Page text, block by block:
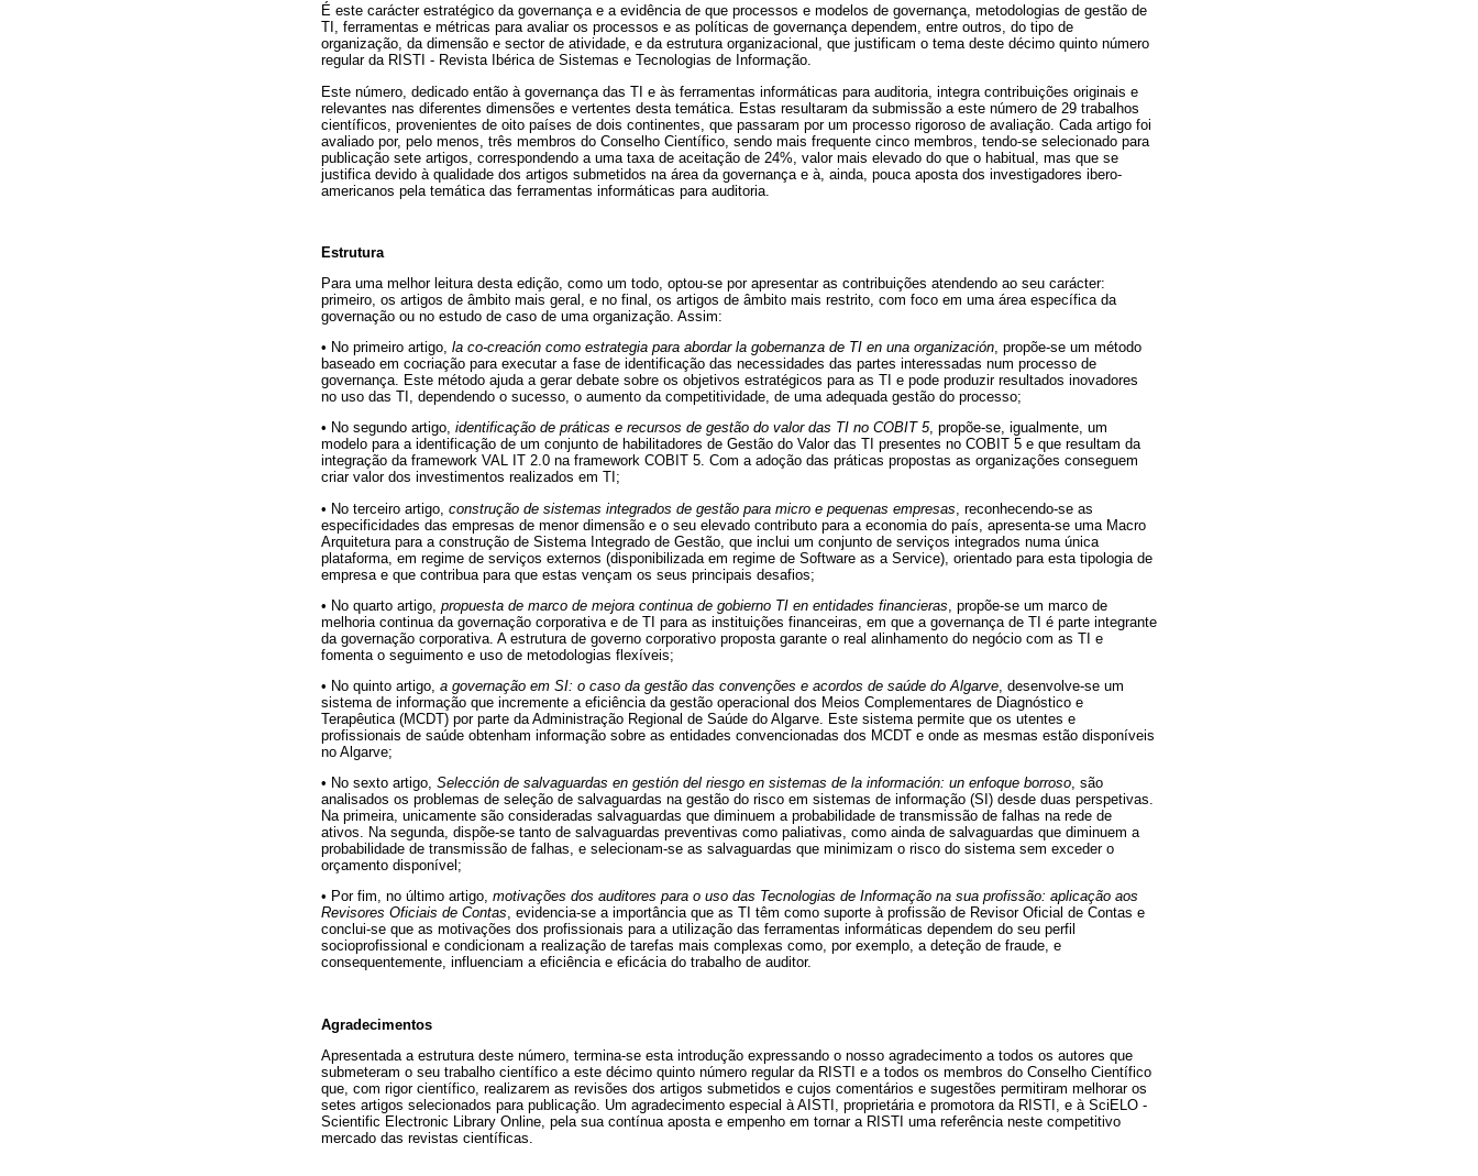
É este carácter estratégico da governança e a evidência de que processos e modelos de governança, metodologias de gestão de
TI, ferramentas e métricas para avaliar os processos e as políticas de governança dependem, entre outros, do tipo de
organização, da dimensão e sector de atividade, e da estrutura organizacional, que justificam o tema deste décimo quinto número
regular da RISTI - Revista Ibérica de Sistemas e Tecnologias de Informação.
Este número, dedicado então à governança das TI e às ferramentas informáticas para auditoria, integra contribuições originais e
relevantes nas diferentes dimensões e vertentes desta temática. Estas resultaram da submissão a este número de 29 trabalhos
científicos, provenientes de oito países de dois continentes, que passaram por um processo rigoroso de avaliação. Cada artigo foi
avaliado por, pelo menos, três membros do Conselho Científico, sendo mais frequente cinco membros, tendo-se selecionado para
publicação sete artigos, correspondendo a uma taxa de aceitação de 24%, valor mais elevado do que o habitual, mas que se
justifica devido à qualidade dos artigos submetidos na área da governança e à, ainda, pouca aposta dos investigadores ibero-
americanos pela temática das ferramentas informáticas para auditoria.
Estrutura
Para uma melhor leitura desta edição, como um todo, optou-se por apresentar as contribuições atendendo ao seu carácter:
primeiro, os artigos de âmbito mais geral, e no final, os artigos de âmbito mais restrito, com foco em uma área específica da
governação ou no estudo de caso de uma organização. Assim:
• No primeiro artigo, la co-creación como estrategia para abordar la gobernanza de TI en una organización, propõe-se um método
baseado em cocriação para executar a fase de identificação das necessidades das partes interessadas num processo de
governança. Este método ajuda a gerar debate sobre os objetivos estratégicos para as TI e pode produzir resultados inovadores
no uso das TI, dependendo o sucesso, o aumento da competitividade, de uma adequada gestão do processo;
• No segundo artigo, identificação de práticas e recursos de gestão do valor das TI no COBIT 5, propõe-se, igualmente, um
modelo para a identificação de um conjunto de habilitadores de Gestão do Valor das TI presentes no COBIT 5 e que resultam da
integração da framework VAL IT 2.0 na framework COBIT 5. Com a adoção das práticas propostas as organizações conseguem
criar valor dos investimentos realizados em TI;
• No terceiro artigo, construção de sistemas integrados de gestão para micro e pequenas empresas , reconhecendo-se as
especificidades das empresas de menor dimensão e o seu elevado contributo para a economia do país, apresenta-se uma Macro
Arquitetura para a construção de Sistema Integrado de Gestão, que inclui um conjunto de serviços integrados numa única
plataforma, em regime de serviços externos (disponibilizada em regime de Software as a Service), orientado para esta tipologia de
empresa e que contribua para que estas vençam os seus principais desafios;
• No quarto artigo, propuesta de marco de mejora continua de gobierno TI en entidades financieras , propõe-se um marco de
melhoria continua da governação corporativa e de TI para as instituições financeiras, em que a governança de TI é parte integrante
da governação corporativa. A estrutura de governo corporativo proposta garante o real alinhamento do negócio com as TI e
fomenta o seguimento e uso de metodologias flexíveis;
• No quinto artigo, a governação em SI: o caso da gestão das convenções e acordos de saúde do Algarve, desenvolve-se um
sistema de informação que incremente a eficiência da gestão operacional dos Meios Complementares de Diagnóstico e
Terapêutica (MCDT) por parte da Administração Regional de Saúde do Algarve. Este sistema permite que os utentes e
profissionais de saúde obtenham informação sobre as entidades convencionadas dos MCDT e onde as mesmas estão disponíveis
no Algarve;
• No sexto artigo, Selección de salvaguardas en gestión del riesgo en sistemas de la información: un enfoque borroso, são
analisados os problemas de seleção de salvaguardas na gestão do risco em sistemas de informação (SI) desde duas perspetivas.
Na primeira, unicamente são consideradas salvaguardas que diminuem a probabilidade de transmissão de falhas na rede de
ativos. Na segunda, dispõe-se tanto de salvaguardas preventivas como paliativas, como ainda de salvaguardas que diminuem a
probabilidade de transmissão de falhas, e selecionam-se as salvaguardas que minimizam o risco do sistema sem exceder o
orçamento disponível;
• Por fim, no último artigo, motivações dos auditores para o uso das Tecnologias de Informação na sua profissão: aplicação aos
Revisores Oficiais de Contas, evidencia-se a importância que as TI têm como suporte à profissão de Revisor Oficial de Contas e
conclui-se que as motivações dos profissionais para a utilização das ferramentas informáticas dependem do seu perfil
socioprofissional e condicionam a realização de tarefas mais complexas como, por exemplo, a deteção de fraude, e
consequentemente, influenciam a eficiência e eficácia do trabalho de auditor.
Agradecimentos
Apresentada a estrutura deste número, termina-se esta introdução expressando o nosso agradecimento a todos os autores que
submeteram o seu trabalho científico a este décimo quinto número regular da RISTI e a todos os membros do Conselho Científico
que, com rigor científico, realizarem as revisões dos artigos submetidos e cujos comentários e sugestões permitiram melhorar os
setes artigos selecionados para publicação. Um agradecimento especial à AISTI, proprietária e promotora da RISTI, e à SciELO -
Scientific Electronic Library Online, pela sua contínua aposta e empenho em tornar a RISTI uma referência neste competitivo
mercado das revistas científicas.